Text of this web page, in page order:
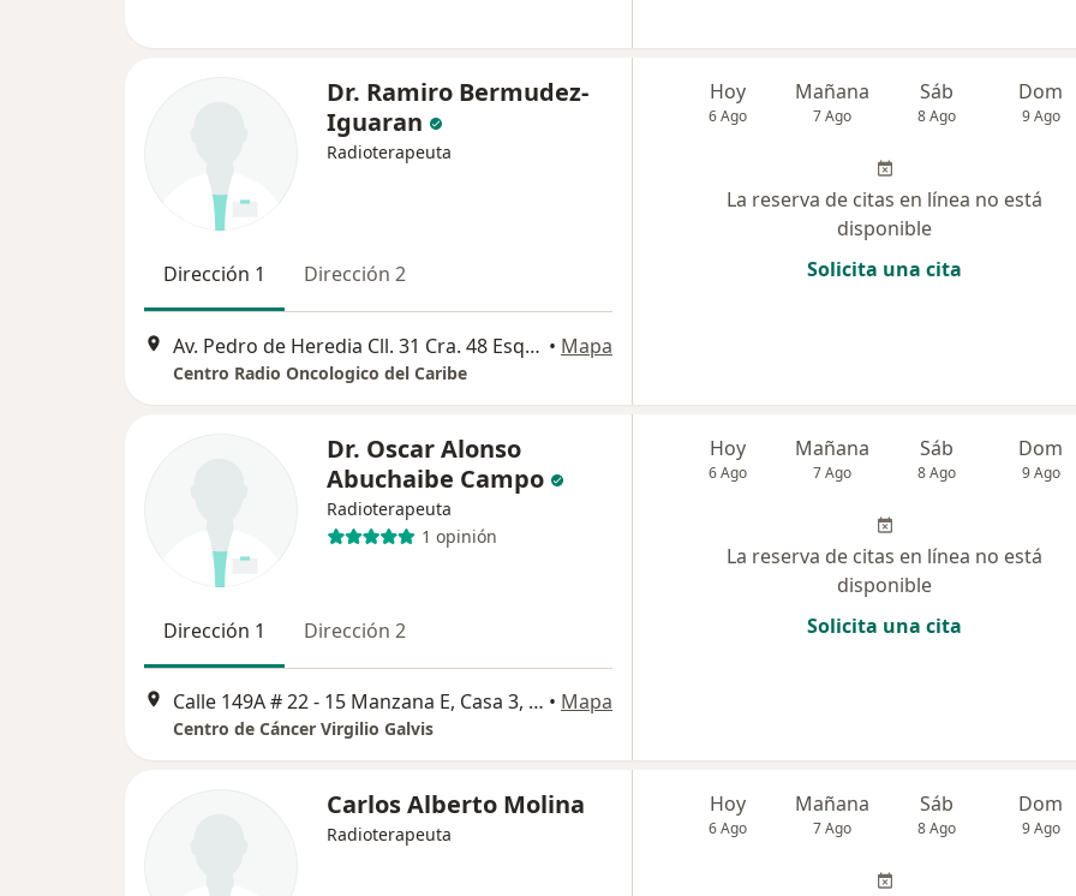
Dr. Ramiro Bermudez-
Iguaran
Radioterapeuta
Dirección 1 Dirección 2
Av. Pedro de Heredia Cll. 31 Cra. 48 Esquina Sector Armenia, Cartagena • Mapa
Centro Radio Oncologico del Caribe
Hoy
6 Ago
Mañana
7 Ago
Sáb
8 Ago
Dom
9 Ago
La reserva de citas en línea no está
disponible
Solicita una cita
Dr. Oscar Alonso
Abuchaibe Campo
Radioterapeuta
1 opinión
Dirección 1 Dirección 2
Calle 149A # 22 - 15 Manzana E, Casa 3, Tarragona 2 Floridablanca., Floridablanca • Mapa
Centro de Cáncer Virgilio Galvis
Hoy
6 Ago
Mañana
7 Ago
Sáb
8 Ago
Dom
9 Ago
La reserva de citas en línea no está
disponible
Solicita una cita
Carlos Alberto Molina
Radioterapeuta
Hoy
6 Ago
Mañana
7 Ago
Sáb
8 Ago
Dom
9 Ago